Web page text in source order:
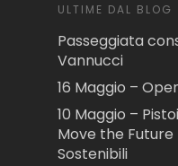
ULTIME DAL BLOG
Passeggiata
Vannucci
16 Maggio –
10 Maggio –
Move the
Sostenibili